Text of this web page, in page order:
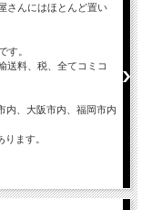
さんにはほとんど置い
す。
送料、税、全てコミコ
内、大阪市内、福岡市内
ます。